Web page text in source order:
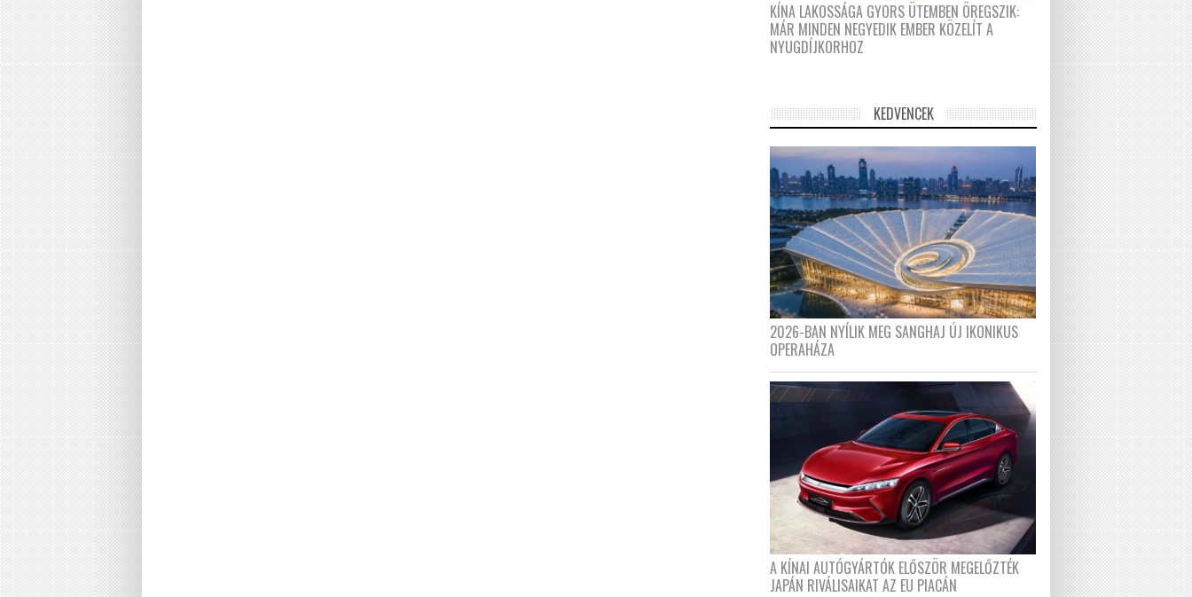
KÍNA LAKOSSÁGA GYORS ÜTEMBEN ÖREGSZIK:
MÁR MINDEN NEGYEDIK EMBER KÖZELÍT A
NYUGDÍJKORHOZ
KEDVENCEK
2026-BAN NYÍLIK MEG SANGHAJ ÚJ IKONIKUS
OPERAHÁZA
A KÍNAI AUTÓGYÁRTÓK ELŐSZÖR MEGELŐZTÉK
JAPÁN RIVÁLISAIKAT AZ EU PIACÁN